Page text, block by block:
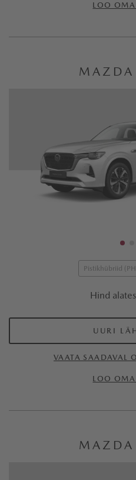
LOO
Pistikhübriid
Hind
UURI
VAATA SAADAVAL
LOO